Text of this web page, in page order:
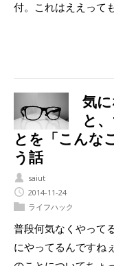
付。これはええって
気
と
とを「こんな
う話
saiut
2014-11-24
ライフハック
普段何気なくやって
にやってるんですね